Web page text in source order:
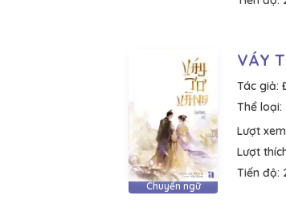
Chuyển ngữ
VÁY
Tác giả:
Thể loại:
Lượt
Lượt
Tiến độ: